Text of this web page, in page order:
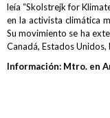
leía “Skolstrejk for
en la activista climática
Su movimiento se ha
Canadá, Estados
Información: Mtro. en